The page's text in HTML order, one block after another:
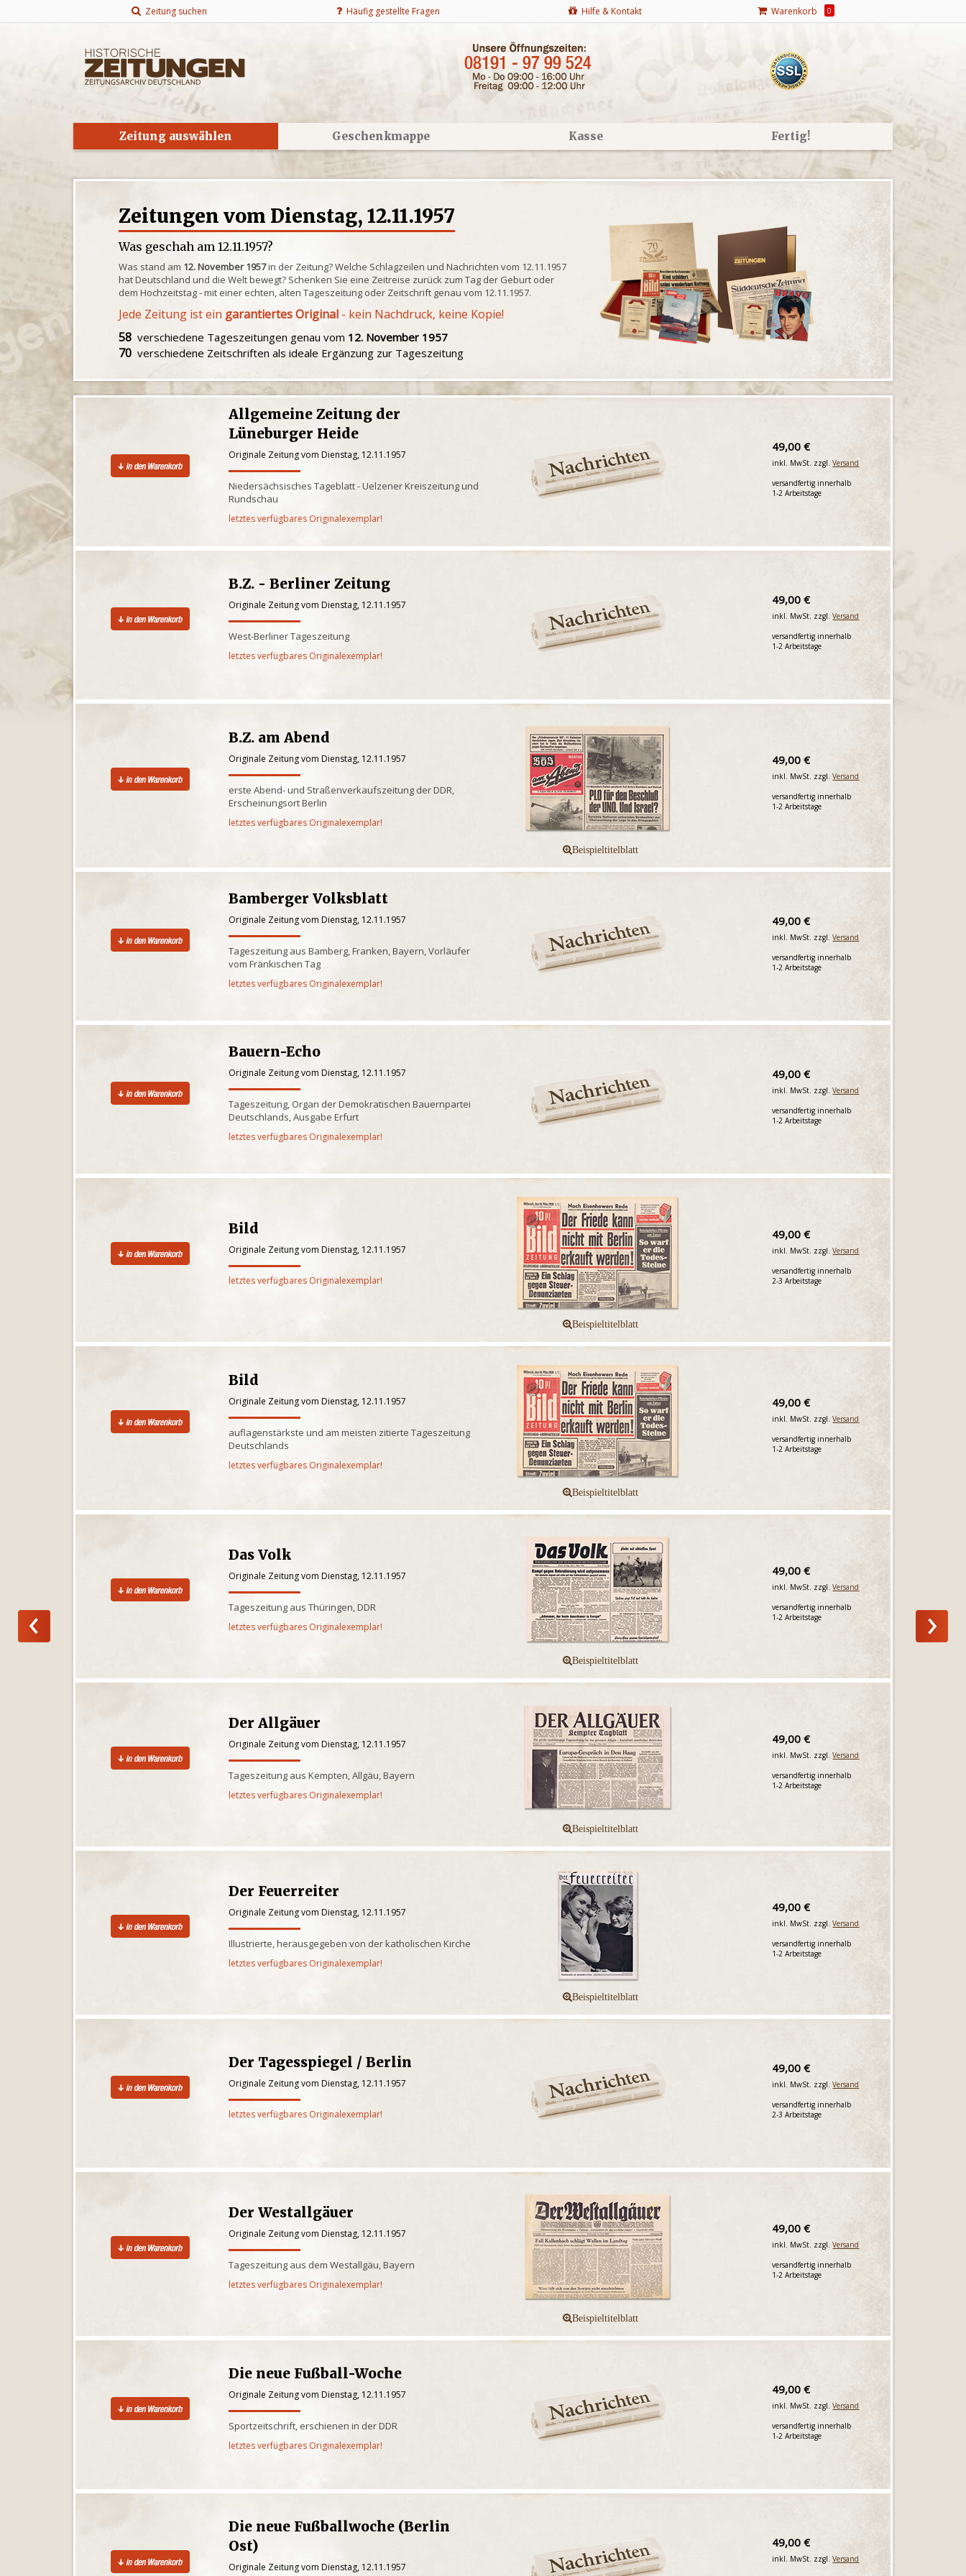
Zeitung suchen Häufig gestellte Fragen Hilfe & Kontakt Warenkorb 0
Zeitung auswählen Geschenkmappe Kasse Fertig!
Zeitungen vom Dienstag, 12.11.1957
Was geschah am 12.11.1957?
Was stand am 12. November 1957in der Zeitung? Welche Schlagzeilen und Nachrichten vom 12.11.1957
hat Deutschland und die Welt bewegt? Schenken Sie eine Zeitreise zurück zum Tag der Geburt oder
dem Hochzeitstag - mit einer echten, alten Tageszeitung oder Zeitschrift genau vom 12.11.1957.
Jede Zeitung ist ein garantiertes Original - kein Nachdruck, keine Kopie!
58 verschiedene Tageszeitungen genau vom 12. November 1957
70 verschiedene Zeitschriften als ideale Ergänzung zur Tageszeitung
Allgemeine Zeitung der
Lüneburger Heide
Originale Zeitung vom Dienstag, 12.11.1957
Niedersächsisches Tageblatt - Uelzener Kreiszeitung und
Rundschau
letztes verfügbares Originalexemplar!
49,00 €
inkl. MwSt. zzgl.Versand
versandfertig innerhalb
1-2 Arbeitstage
B.Z. - Berliner Zeitung
Originale Zeitung vom Dienstag, 12.11.1957
West-Berliner Tageszeitung
letztes verfügbares Originalexemplar!
49,00 €
inkl. MwSt. zzgl.Versand
versandfertig innerhalb
1-2 Arbeitstage
B.Z. am Abend
Originale Zeitung vom Dienstag, 12.11.1957
erste Abend- und Straßenverkaufszeitung der DDR,
Erscheinungsort Berlin
letztes verfügbares Originalexemplar!
49,00 €
inkl. MwSt. zzgl.Versand
versandfertig innerhalb
1-2 Arbeitstage
Bamberger Volksblatt
Originale Zeitung vom Dienstag, 12.11.1957
Tageszeitung aus Bamberg, Franken, Bayern, Vorläufer
vom Fränkischen Tag
letztes verfügbares Originalexemplar!
49,00 €
inkl. MwSt. zzgl.Versand
versandfertig innerhalb
1-2 Arbeitstage
Bauern-Echo
Originale Zeitung vom Dienstag, 12.11.1957
Tageszeitung, Organ der Demokratischen Bauernpartei
Deutschlands, Ausgabe Erfurt
letztes verfügbares Originalexemplar!
49,00 €
inkl. MwSt. zzgl.Versand
versandfertig innerhalb
1-2 Arbeitstage
Bild
Originale Zeitung vom Dienstag, 12.11.1957
letztes verfügbares Originalexemplar!
49,00 €
inkl. MwSt. zzgl.Versand
versandfertig innerhalb
2-3 Arbeitstage
Bild
Originale Zeitung vom Dienstag, 12.11.1957
auflagenstärkste und am meisten zitierte Tageszeitung
Deutschlands
letztes verfügbares Originalexemplar!
49,00 €
inkl. MwSt. zzgl.Versand
versandfertig innerhalb
1-2 Arbeitstage
Das Volk
Originale Zeitung vom Dienstag, 12.11.1957
Tageszeitung aus Thüringen, DDR
letztes verfügbares Originalexemplar!
49,00 €
inkl. MwSt. zzgl.Versand
versandfertig innerhalb
1-2 Arbeitstage
Der Allgäuer
Originale Zeitung vom Dienstag, 12.11.1957
Tageszeitung aus Kempten, Allgäu, Bayern
letztes verfügbares Originalexemplar!
49,00 €
inkl. MwSt. zzgl.Versand
versandfertig innerhalb
1-2 Arbeitstage
Der Feuerreiter
Originale Zeitung vom Dienstag, 12.11.1957
Illustrierte, herausgegeben von der katholischen Kirche
letztes verfügbares Originalexemplar!
49,00 €
inkl. MwSt. zzgl.Versand
versandfertig innerhalb
1-2 Arbeitstage
Der Tagesspiegel / Berlin
Originale Zeitung vom Dienstag, 12.11.1957
letztes verfügbares Originalexemplar!
49,00 €
inkl. MwSt. zzgl.Versand
versandfertig innerhalb
2-3 Arbeitstage
Der Westallgäuer
Originale Zeitung vom Dienstag, 12.11.1957
Tageszeitung aus dem Westallgäu, Bayern
letztes verfügbares Originalexemplar!
49,00 €
inkl. MwSt. zzgl.Versand
versandfertig innerhalb
1-2 Arbeitstage
Die neue Fußball-Woche
Originale Zeitung vom Dienstag, 12.11.1957
Sportzeitschrift, erschienen in der DDR
letztes verfügbares Originalexemplar!
49,00 €
inkl. MwSt. zzgl.Versand
versandfertig innerhalb
1-2 Arbeitstage
Die neue Fußballwoche (Berlin
Ost)
Originale Zeitung vom Dienstag, 12.11.1957
49,00 €
inkl. MwSt. zzgl.Versand